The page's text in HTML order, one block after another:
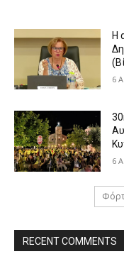
Η
6
6
RECENT COMMENTS